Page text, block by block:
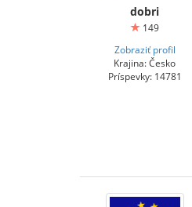
dobri
149
Zobraziť profil
Krajina: Česko
Príspevky: 14781